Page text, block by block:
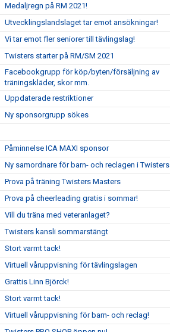
Medaljregn på RM 2021!
Utvecklingslandslaget tar emot ansökningar!
Vi tar emot fler seniorer till tävlingslag!
Twisters starter på RM/SM 2021
Facebookgrupp för köp/byten/försäljning av
träningskläder, skor mm.
Uppdaterade restriktioner
Ny sponsorgrupp sökes
Påminnelse ICA MAXI sponsor
Ny samordnare för barn- och reclagen i Twisters
Prova på träning Twisters Masters
Prova på cheerleading gratis i sommar!
Vill du träna med veteranlaget?
Twisters kansli sommarstängt
Stort varmt tack!
Virtuell våruppvisning för tävlingslagen
Grattis Linn Björck!
Stort varmt tack!
Virtuell våruppvisning för barn- och reclag!